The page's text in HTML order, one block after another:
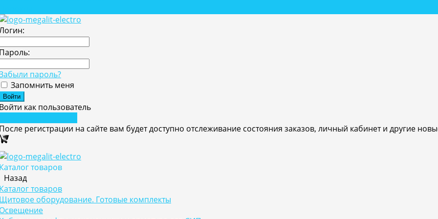
пароль?
Запомнить меня
как пользователь
регистрации на сайте вам будет доступно отслеживание состояния заказов, личный кабинет и другие
товаров
Назад
товаров
оборудование. Готовые комплекты